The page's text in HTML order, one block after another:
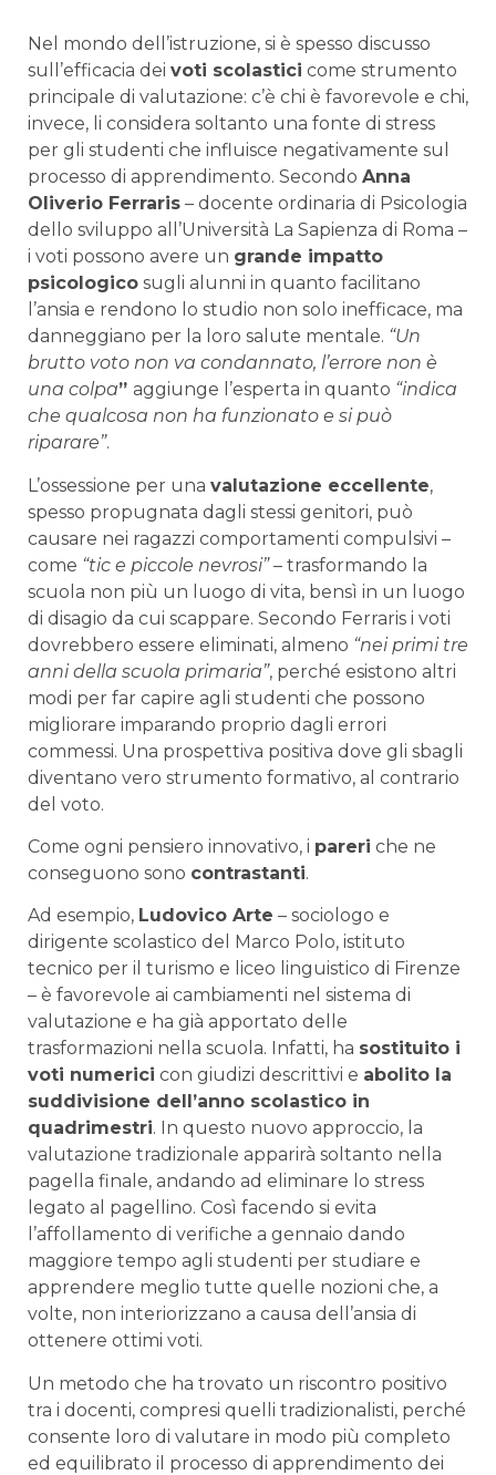
Nel mondo dell’istruzione, si è spesso discusso
sull’efficacia dei voti scolastici come strumento
principale di valutazione: c’è chi è favorevole e chi,
invece, li considera soltanto una fonte di stress
per gli studenti che influisce negativamente sul
processo di apprendimento. Secondo Anna
Oliverio Ferraris – docente ordinaria di Psicologia
dello sviluppo all’Università La Sapienza di Roma –
i voti possono avere un grande impatto
psicologico sugli alunni in quanto facilitano
l’ansia e rendono lo studio non solo inefficace, ma
danneggiano per la loro salute mentale. “Un
brutto voto non va condannato, l’errore non è
una colpa” aggiunge l’esperta in quanto “indica
che qualcosa non ha funzionato e si può
riparare”.
L’ossessione per una valutazione eccellente,
spesso propugnata dagli stessi genitori, può
causare nei ragazzi comportamenti compulsivi –
come “tic e piccole nevrosi”– trasformando la
scuola non più un luogo di vita, bensì in un luogo
di disagio da cui scappare. Secondo Ferraris i voti
dovrebbero essere eliminati, almeno “nei primi tre
anni della scuola primaria”, perché esistono altri
modi per far capire agli studenti che possono
migliorare imparando proprio dagli errori
commessi. Una prospettiva positiva dove gli sbagli
diventano vero strumento formativo, al contrario
del voto.
Come ogni pensiero innovativo, i pareri che ne
conseguono sono contrastanti.
Ad esempio, Ludovico Arte – sociologo e
dirigente scolastico del Marco Polo, istituto
tecnico per il turismo e liceo linguistico di Firenze
– è favorevole ai cambiamenti nel sistema di
valutazione e ha già apportato delle
trasformazioni nella scuola. Infatti, ha sostituito i
voti numerici con giudizi descrittivi e abolito la
suddivisione dell’anno scolastico in
quadrimestri. In questo nuovo approccio, la
valutazione tradizionale apparirà soltanto nella
pagella finale, andando ad eliminare lo stress
legato al pagellino. Così facendo si evita
l’affollamento di verifiche a gennaio dando
maggiore tempo agli studenti per studiare e
apprendere meglio tutte quelle nozioni che, a
volte, non interiorizzano a causa dell’ansia di
ottenere ottimi voti.
Un metodo che ha trovato un riscontro positivo
tra i docenti, compresi quelli tradizionalisti, perché
consente loro di valutare in modo più completo
ed equilibrato il processo di apprendimento dei